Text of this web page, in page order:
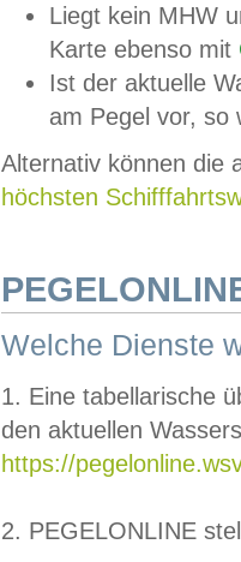
Liegt kein MHW
Karte ebenso mit
Ist der aktuelle
am Pegel vor,
Alternativ können die
höchsten
Welche Dienste
1. Eine tabellarische
den aktuellen
https://
2. PEGELONLINE